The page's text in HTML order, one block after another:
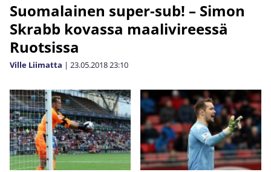
Suomalainen super-sub! – Simon
Skrabb kovassa maalivireessä
Ruotsissa
Ville Liimatta | 23.05.201823:10